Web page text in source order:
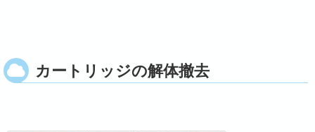
カートリッジの解体撤去